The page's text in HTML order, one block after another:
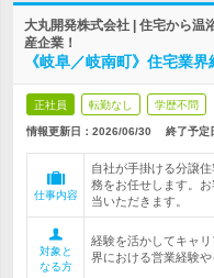
大丸開発株式会社 | 住宅から温
産企業！
《岐阜／岐南町》住宅業
正社員 転勤なし 学歴不問
情報更新日：2026/06/30 終了予定
仕事内容
自社が手掛ける分譲
務をお任せします。
当いただきます。
対象と
なる方
経験を活かしてキャ
界における営業経験